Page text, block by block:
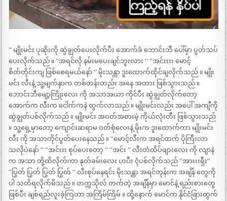
“ မျိုးမင်း ပုဆိုးကို ဆွဲချွတ်ပေးလိုက်ပီး အောက်ခံ ဘောင်းဘီ ပေါ်မှာ ပွတ်သပ်
ပေးလိုက်သည် ။ “အရင်လို နမ်းမပေးချင်ဘူးလား “ “အင်းးးး မောင့်
စိတ်တိုင်းကျ ဖြစ်စေရမယ်နော် “ မိုးသန္တာ ဒူးထောက်ထိုင်ချလိုက်သည် ။ မျိုး
မင်း လီးနဲ့ သူ့မျက်နှာက တစ်တန်းတည်း အနေ အထား ဖြစ်သွားသည် ။
ဘောင်းဘီမျော့ကြိုးလေး ကို အသာအယာ ကိုင်ပီး ဆွဲချွတ်လိုက်တော့
အောက်က လီးက ငေါက်ကနဲ ထွက်လာသည် ။ မျိုးမင်းလည်း အပေါ် အကျီကို
ဆွဲချွတ်ပစ်လိုက်သည် ။ မျိုးမင်း အဝတ်အစားမဲ့ ကိုယ်လုံးတီး ဖြစ်သွားသည်
။ သူ့ရှေ့မှာတော့ ကျောင်းဆရာမ ဝတ်စုံလေးနဲ့ မိုးက ဒူးထောက်ကာ မျိုးမင်း
လီး ကို အသာကိုင်ပွတ်ပေးနေသည် ။ “မောင့်လီးက အရင်ထက် ပိုကြီးလာ
သလိုပဲနော် “ “အင်းးး စုပ်ပေးတော့ “ “အင်း “ လီးတံထိပ်ဖျားလေး ကို လျာနဲ
က အသာ တို့ထိလိုက်ကာ နုတ်ခမ်းလေး ဟပီး ငုံပစ်လိုက်သည် “အားးးရှီး“
“ပြွတ် ပြွတ် ပြွတ် ပြွတ် “ လီးစုပ်နေရင်း မိုးသန္တာ အရင်တုန်းက အချိန် တွေကို
ပါ သတိရလိုက်မိသည် ။ တက္ကသိုလ် တက်တဲ့ အချိန်မှာ မောင်နဲ့ ရည်းစားတွေ
ဖြစ်ပီး ချစ်ရည်လူးခဲ့ကြတာ အကြိမ်ကြိမ် ။ ထို့နောက် မောင်က နိုင်ငံခြားထွက်